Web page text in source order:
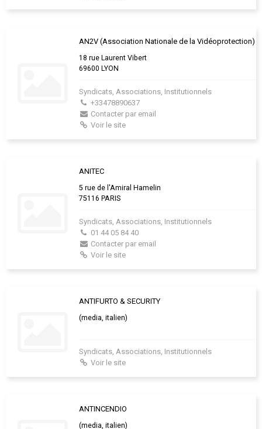
AN2V (Association Nationale de la Vidéoprotection)
18 rue Laurent Vibert
69600 LYON
Syndicats, Associations, Institutionnels
+33478890637
Contacter par email
Voir le site
ANITEC
5 rue de l'Amiral Hamelin
75116 PARIS
Syndicats, Associations, Institutionnels
01 44 05 84 40
Contacter par email
Voir le site
ANTIFURTO & SECURITY
(media, italien)
Syndicats, Associations, Institutionnels
Voir le site
ANTINCENDIO
(media, italien)